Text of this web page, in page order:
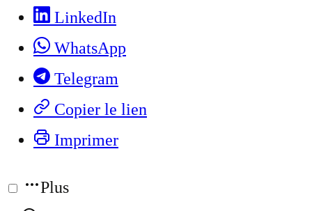
LinkedIn
WhatsApp
Telegram
Copier le lien
Imprimer
Plus